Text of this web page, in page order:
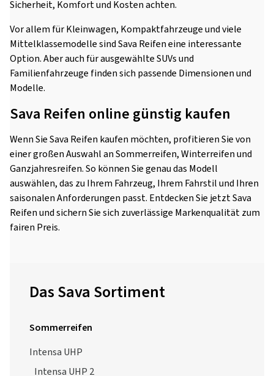
Sicherheit, Komfort und Kosten achten.
Vor allem für Kleinwagen, Kompaktfahrzeuge und viele
Mittelklassemodelle sind Sava Reifen eine interessante
Option. Aber auch für ausgewählte SUVs und
Familienfahrzeuge finden sich passende Dimensionen und
Modelle.
Sava Reifen online günstig kaufen
Wenn Sie Sava Reifen kaufen möchten, profitieren Sie von
einer großen Auswahl an Sommerreifen, Winterreifen und
Ganzjahresreifen. So können Sie genau das Modell
auswählen, das zu Ihrem Fahrzeug, Ihrem Fahrstil und Ihren
saisonalen Anforderungen passt. Entdecken Sie jetzt Sava
Reifen und sichern Sie sich zuverlässige Markenqualität zum
fairen Preis.
Das Sava Sortiment
Sommerreifen
Intensa UHP
Intensa UHP 2